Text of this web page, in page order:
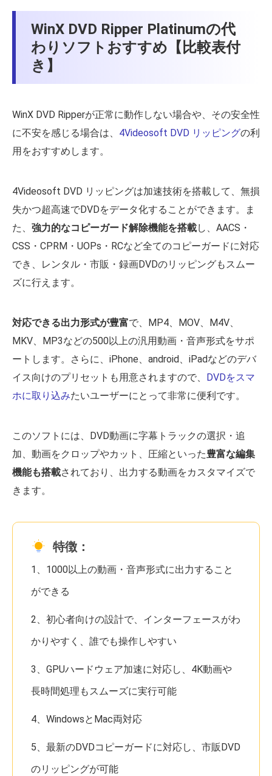
WinX DVD Ripper Platinumの代
わりソフトおすすめ【比較表付
き】
WinX DVD Ripperが正常に動作しない場合や、その安全性
に不安を感じる場合は、 4Videosoft DVD リッピングの利
用をおすすめします。
4Videosoft DVD リッピングは加速技術を搭載して、無損
失かつ超高速でDVDをデータ化することができます。ま
た、 強力的なコピーガード解除機能を搭載し、AACS・
CSS・CPRM・UOPs・RCなど全てのコピーガードに対応
でき、レンタル・市販・録画DVDのリッピングもスムー
ズに行えます。
対応できる出力形式が豊富で、MP4、MOV、M4V、
MKV、MP3などの500以上の汎用動画・音声形式をサポ
ートします。さらに、iPhone、android、iPadなどのデバ
イス向けのプリセットも用意されますので、
DVDをスマ
ホに取り込みたいユーザーにとって非常に便利です。
このソフトには、DVD動画に字幕トラックの選択・追
加、動画をクロップやカット、圧縮といった豊富な編集
機能も搭載されており、出力する動画をカスタマイズで
きます。
特徴：
1、1000以上の動画・音声形式に出力すること
ができる
2、初心者向けの設計で、インターフェースがわ
かりやすく、誰でも操作しやすい
3、GPUハードウェア加速に対応し、4K動画や
長時間処理もスムーズに実行可能
4、WindowsとMac両対応
5、最新のDVDコピーガードに対応し、市販DVD
のリッピングが可能